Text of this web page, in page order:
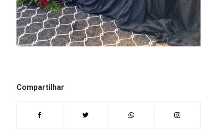
Compartilhar